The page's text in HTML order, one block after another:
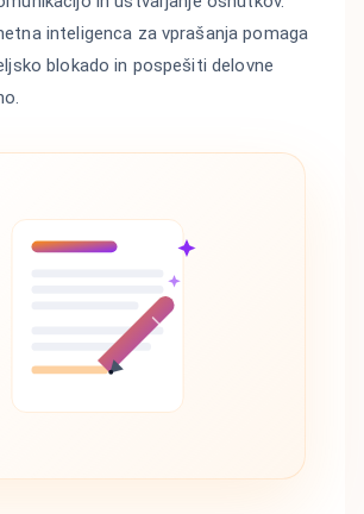
inteligenca za vprašanja pomaga
blokado in pospešiti delovne